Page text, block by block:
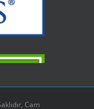
Cam